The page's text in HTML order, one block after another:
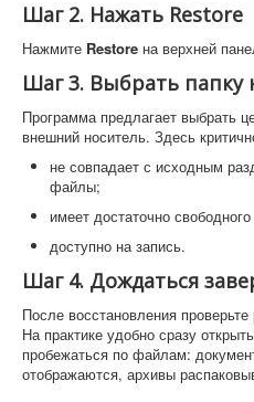
Шаг 2. Нажать Restore
Нажмите Restore на верхней
Шаг 3. Выбрать папку
Программа предлагает выбрать
внешний носитель. Здесь
не совпадает с исходным
файлы;
имеет достаточно
доступно на запись.
Шаг 4. Дождаться
После восстановления
На практике удобно сразу
пробежаться по файлам:
отображаются, архивы